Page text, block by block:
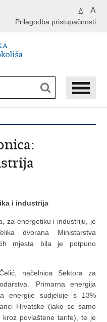
A A
Prilagodba pristupačnosti
i industrija
za energetiku i industriju, je
dvorana Ministarstva
mjesta bila je potpuno
načelnica Sektora za
'Primarna energija
energije sudjeluje s 13%
Hrvatske (iako se samo
povlaštene tarife), te je